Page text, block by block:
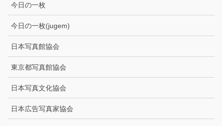
今日の一枚
今日の一枚(jugem)
日本写真館協会
東京都写真館協会
日本写真文化協会
日本広告写真家協会